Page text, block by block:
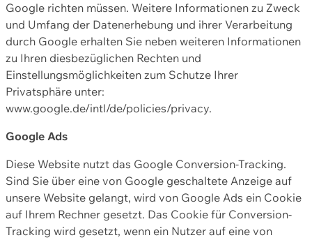
Google richten müssen. Weitere Informationen zu Zweck
und Umfang der Datenerhebung und ihrer Verarbeitung
durch Google erhalten Sie neben weiteren Informationen
zu Ihren diesbezüglichen Rechten und
Einstellungsmöglichkeiten zum Schutze Ihrer
Privatsphäre unter:
www.google.de/intl/de/policies/privacy.
Google Ads
Diese Website nutzt das Google Conversion-Tracking.
Sind Sie über eine von Google geschaltete Anzeige auf
unsere Website gelangt, wird von Google Ads ein Cookie
auf Ihrem Rechner gesetzt. Das Cookie für Conversion-
Tracking wird gesetzt, wenn ein Nutzer auf eine von